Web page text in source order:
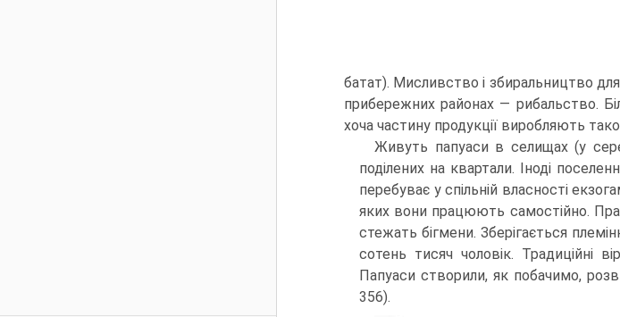
ба­тат). Мисливство і збиральництво
прибережних районах — рибальство.
хоча частину продукції виробляють
Живуть папуаси в селищах (у
поділених на квартали. Іноді
перебуває у спільній власності
яких вони працюють самостійно.
стежать бігмени. Зберігаєть­ся
сотень тисяч чоловік. Традиційні
Папуаси створили, як побачимо,
356).